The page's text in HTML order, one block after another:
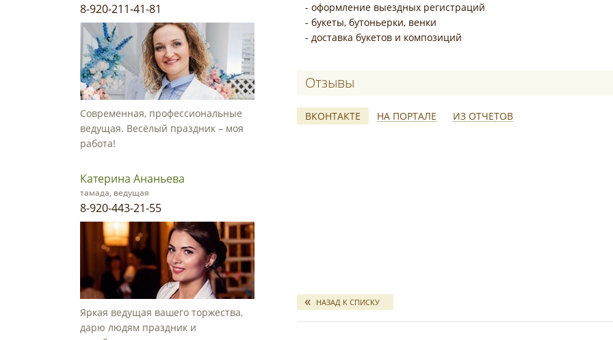
- оформление выездных регистраций
- букеты, бутоньерки, венки
- доставка букетов и композиций
Отзывы о Юка Floristics
ВКОНТАКТЕ НА ПОРТАЛЕ ИЗ ОТЧЕТОВ
НАЗАД К СПИСКУ
8-920-211-41-81
Современная, профессиональные
ведущая. Весёлый праздник – моя
работа!
Катерина Ананьева
тамада, ведущая
8-920-443-21-55
Яркая ведущая вашего торжества,
дарю людям праздник и